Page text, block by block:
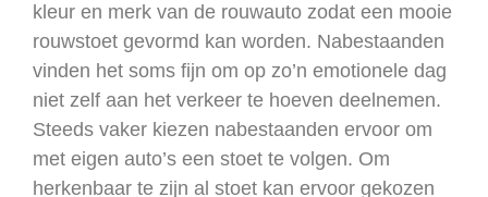
kleur en merk van de rouwauto zodat een mooie
rouwstoet gevormd kan worden. Nabestaanden
vinden het soms fijn om op zo’n emotionele dag
niet zelf aan het verkeer te hoeven deelnemen.
Steeds vaker kiezen nabestaanden ervoor om
met eigen auto’s een stoet te volgen. Om
herkenbaar te zijn al stoet kan ervoor gekozen